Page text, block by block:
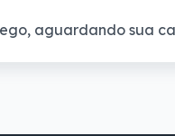
aguardando sua